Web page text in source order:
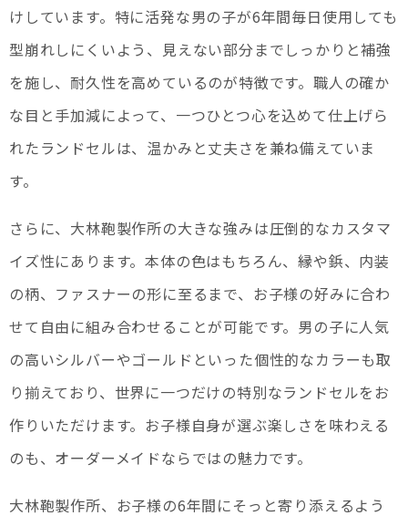
けしています。特に活発な男の子が6年間毎日使用しても
型崩れしにくいよう、見えない部分までしっかりと補強
を施し、耐久性を高めているのが特徴です。職人の確か
な目と手加減によって、一つひとつ心を込めて仕上げら
れたランドセルは、温かみと丈夫さを兼ね備えていま
す。
さらに、大林鞄製作所の大きな強みは圧倒的なカスタマ
イズ性にあります。本体の色はもちろん、縁や鋲、内装
の柄、ファスナーの形に至るまで、お子様の好みに合わ
せて自由に組み合わせることが可能です。男の子に人気
の高いシルバーやゴールドといった個性的なカラーも取
り揃えており、世界に一つだけの特別なランドセルをお
作りいただけます。お子様自身が選ぶ楽しさを味わえる
のも、オーダーメイドならではの魅力です。
大林鞄製作所、お子様の6年間にそっと寄り添えるよう